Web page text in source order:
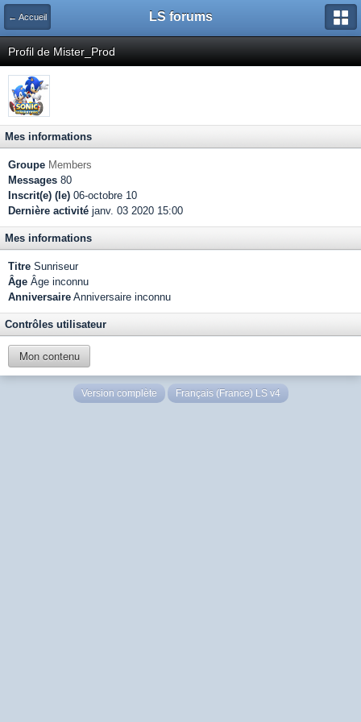
← Accueil LS forums
Profil de Mister_Prod
Mes informations
Groupe Members
Messages 80
Inscrit(e) (le) 06-octobre 10
Dernière activité janv. 03 2020 15:00
Mes informations
Titre Sunriseur
Âge Âge inconnu
Anniversaire Anniversaire inconnu
Contrôles utilisateur
Mon contenu
Version complète Français (France) LS v4